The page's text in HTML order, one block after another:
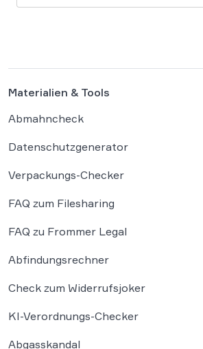
Labels einsetzen, ohne teure
Materialien & Tools
Abmahncheck
Datenschutzgenerator
Verpackungs-Checker
FAQ zum Filesharing
FAQ zu Frommer Legal
Abfindungsrechner
Check zum Widerrufsjoker
KI-Verordnungs-Checker
Abgasskandal